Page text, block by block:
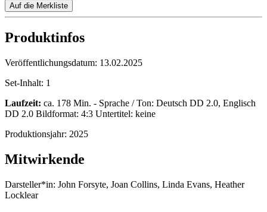
Auf die Merkliste
Produktinfos
Veröffentlichungsdatum: 13.02.2025
Set-Inhalt: 1
Laufzeit: ca. 178 Min. - Sprache / Ton: Deutsch DD 2.0, Englisch
DD 2.0 Bildformat: 4:3 Untertitel: keine
Produktionsjahr: 2025
Mitwirkende
Darsteller*in: John Forsyte, Joan Collins, Linda Evans, Heather
Locklear